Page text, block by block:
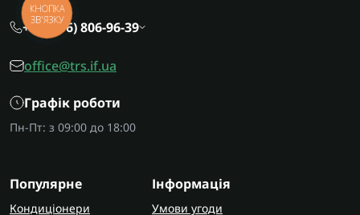
+38 (096) 806-96-39
office@trs.if.ua
Графік роботи
Пн-Пт: з 09:00 до 18:00
Популярне
Кондиціонери
Інформація
Умови угоди
КНОПКА
ЗВ'ЯЗКУ